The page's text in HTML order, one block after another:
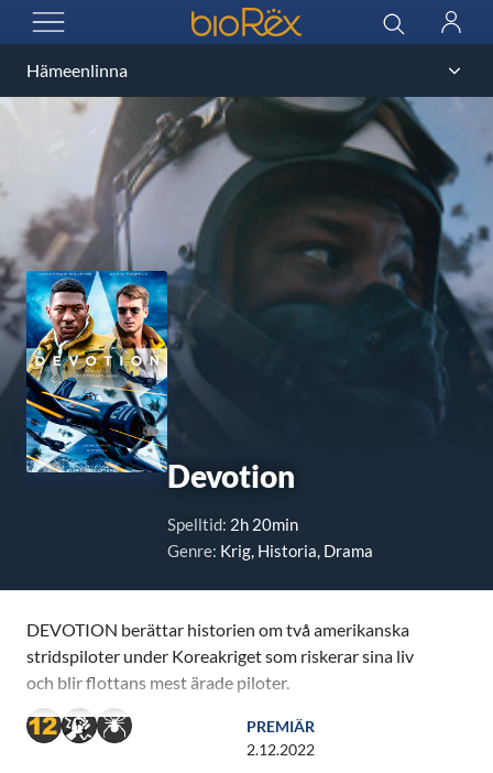
ÖPPNA MENYN
BioRex Cinemas Sök
Logga
Devotion
Spelltid: 2h 20min
Genre: Krig, Historia, Drama
DEVOTION berättar historien om två amerikanska
stridspiloter under Koreakriget som riskerar sina liv
och blir flottans mest ärade piloter.
I huvudrollerna ser vi Jonathan Majors, Glen Powell,
Christina Jackson, Thomas Sadoski, Joe Jonas, Daren
PREMIÄR
2.12.2022